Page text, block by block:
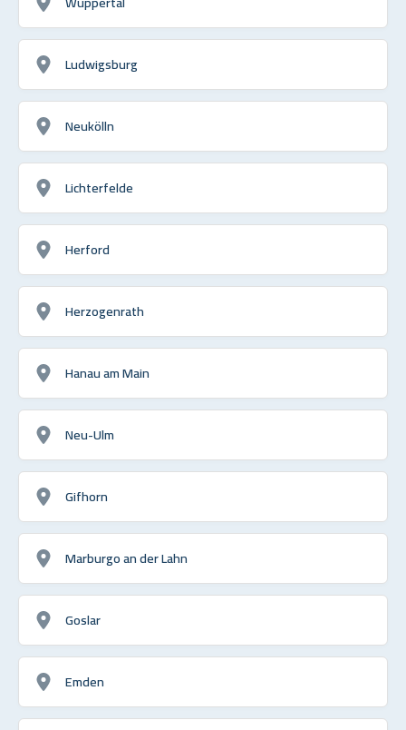
Ludwigsburg
Neukölln
Lichterfelde
Herford
Herzogenrath
Hanau am Main
Neu-Ulm
Gifhorn
Marburgo an der Lahn
Goslar
Emden